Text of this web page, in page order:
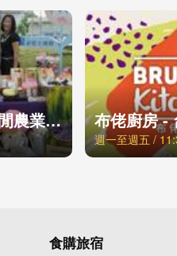
臺中市新社區休閒農業導覽發展協會 布佬廚房 -
食購旅宿